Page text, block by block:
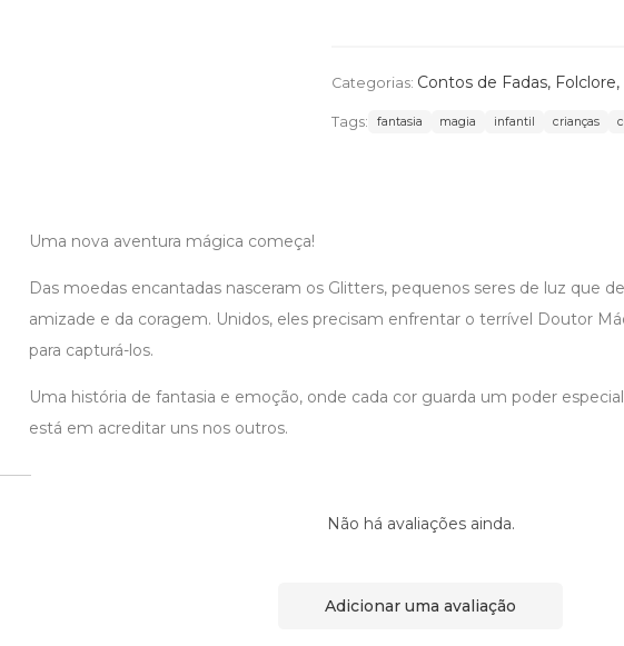
Categorias: Contos de Fadas,
Tags: fantasia magia infantil crianças
Uma nova aventura mágica começa!
Das moedas encantadas nasceram os Glitters, pequenos seres de luz que
amizade e da coragem. Unidos, eles precisam enfrentar o terrível Doutor
para capturá-los.
Uma história de fantasia e emoção, onde cada cor guarda um poder
está em acreditar uns nos outros.
Não há avaliações ainda.
Adicionar uma avaliação